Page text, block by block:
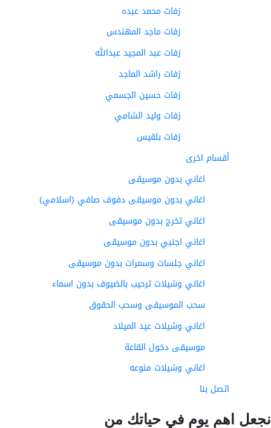
زفات محمد عبده
زفات ماجد المهندس
زفات عبد المجيد عبدالله
زفات راشد الماجد
زفات حسين الجسمي
زفات وليد الشامي
زفات بلقيس
أقسام اخرى
اغاني بدون موسيقى
اغاني بدون موسيقى دفوف صافي (اسلامي)
اغاني تخرج بدون موسيقى
اغاني اجنبي بدون موسيقى
اغاني جلسات وسمرات بدون موسيقى
اغاني وشيلات ترحيب بالضيوف بدون اسماء
سحب الموسيقى وسحب الحقوق
اغاني وشيلات عيد الميلاد
موسيقى دخول القاعة
اغاني وشيلات منوعه
اتصل بنا
اهم يوم في حياتك من